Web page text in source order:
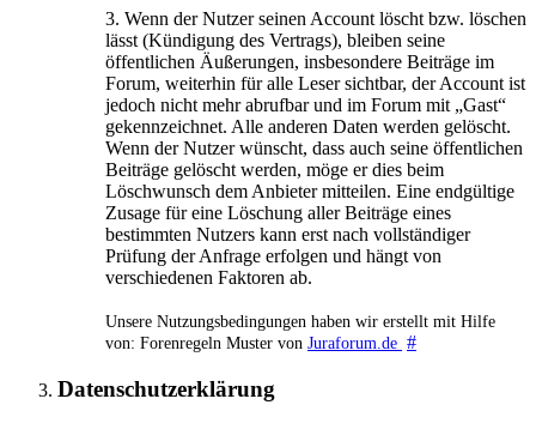
3. Wenn der Nutzer seinen Account löscht bzw. löschen
lässt (Kündigung des Vertrags), bleiben seine
öffentlichen Äußerungen, insbesondere Beiträge im
Forum, weiterhin für alle Leser sichtbar, der Account ist
jedoch nicht mehr abrufbar und im Forum mit „Gast“
gekennzeichnet. Alle anderen Daten werden gelöscht.
Wenn der Nutzer wünscht, dass auch seine öffentlichen
Beiträge gelöscht werden, möge er dies beim
Löschwunsch dem Anbieter mitteilen. Eine endgültige
Zusage für eine Löschung aller Beiträge eines
bestimmten Nutzers kann erst nach vollständiger
Prüfung der Anfrage erfolgen und hängt von
verschiedenen Faktoren ab.
Unsere Nutzungsbedingungen haben wir erstellt mit Hilfe
von: Forenregeln Muster von Juraforum.de #
Datenschutzerklärung